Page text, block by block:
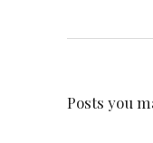
Posts you